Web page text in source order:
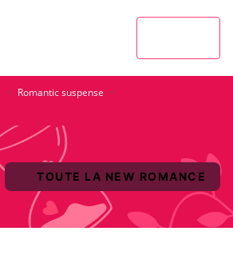
· Romantic suspense ·
TOUTE LA NEW ROMANCE